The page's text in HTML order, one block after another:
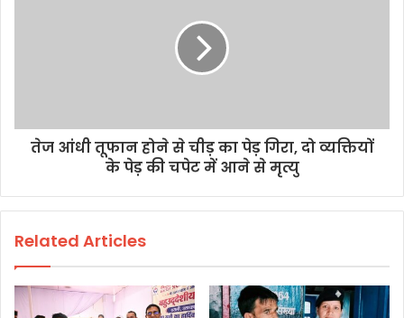
तेज आंधी तूफान होने से चीड़ का पेड़ गिरा, दो व्यक्तियों
के पेड़ की चपेट में आने से मृत्यु
Related Articles